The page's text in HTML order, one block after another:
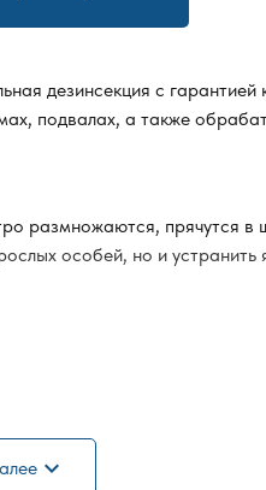
дезинсекция с гарантией
подвалах, а также
размножаются, прячутся в
особей, но и устранить
expand_more